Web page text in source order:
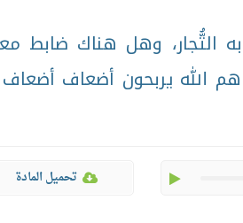
به التُّجار، وهل هناك ضابط
الله يربحون أضعاف
تحميل المادة